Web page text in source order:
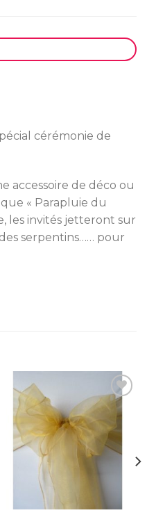
cérémonie de
accessoire de déco ou
« Parapluie du
les invités jetteront sur
serpentins…… pour
Ajouter
à la
liste
d’envies